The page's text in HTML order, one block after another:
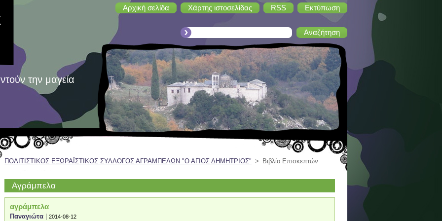
Αρχική σελίδα Χάρτης ιστοσελίδας RSS Εκτύπωση
την μαγεία
ΠΟΛΙΤΙΣΤΙΚΟΣ ΕΞΩΡΑΪΣΤΙΚΟΣ ΣΥΛΛΟΓΟΣ ΑΓΡΑΜΠΕΛΩΝ "Ο ΑΓΙΟΣ ΔΗΜΗΤΡΙΟΣ" > Βιβλίο Επισκεπτών
Αγράμπελα
αγράμπελα
Παναγιώτα 2014-08-12